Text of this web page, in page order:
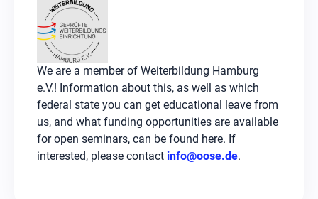
du deine Kompetenzen in Playwright und
Testautomatisierung weiter. Du bist bereit,
Softwaretests eigenständig und erfolgreich
umzusetzen.
We are a member of Weiterbildung Hamburg
e.V.! Information about this, as well as which
federal state you can get educational leave from
us, and what funding opportunities are available
for open seminars, can be found here. If
interested, please contact info@oose.de.